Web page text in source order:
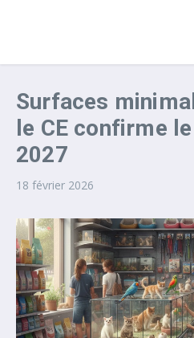
Surfaces
le CE confirme
2027
18 février 2026